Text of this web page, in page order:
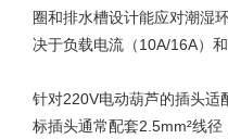
圈和排水槽设计能应对潮湿
决于负载电流（10A/16A）
针对220V电动葫芦的插头适
标插头通常配套2.5mm²线